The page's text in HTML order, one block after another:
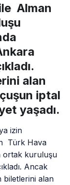
Alman
alan
iptal
yaşadı.
izin
Türk Hava
ortak kuruluşu
Ancak
biletlerini alan